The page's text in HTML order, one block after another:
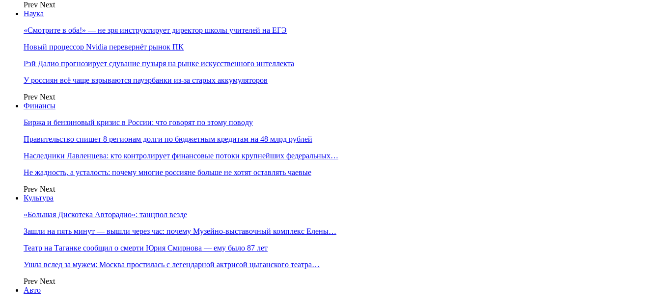
Prev Next
Наука
«Смотрите в оба!» — не зря инструктирует директор школы учителей на ЕГЭ
Новый процессор Nvidia перевернёт рынок ПК
Рэй Далио прогнозирует сдувание пузыря на рынке искусственного интеллекта
У россиян всё чаще взрываются пауэрбанки из-за старых аккумуляторов
Prev Next
Финансы
Биржа и бензиновый кризис в России: что говорят по этому поводу
Правительство спишет 8 регионам долги по бюджетным кредитам на 48 млрд рублей
Наследники Лавленцева: кто контролирует финансовые потоки крупнейших федеральных…
Не жадность, а усталость: почему многие россияне больше не хотят оставлять чаевые
Prev Next
Культура
«Большая Дискотека Авторадио»: танцпол везде
Зашли на пять минут — вышли через час: почему Музейно-выставочный комплекс Елены…
Театр на Таганке сообщил о смерти Юрия Смирнова — ему было 87 лет
Ушла вслед за мужем: Москва простилась с легендарной актрисой цыганского театра…
Prev Next
Авто